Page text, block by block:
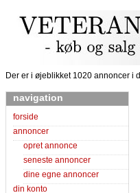
Der er i øjeblikket 1020 annoncer i
navigation
forside
annoncer
opret annonce
seneste annoncer
dine egne annoncer
din konto